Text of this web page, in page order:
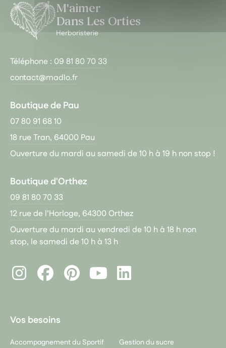
M'aimer
Dans Les Orties
Herboristerie
Téléphone : 09 81 80 70 33
contact@madlo.fr
Boutique de Pau
07 80 91 68 10
18 rue Tran, 64000 Pau
Ouverture du mardi au samedi de 10 h à 19 h non stop !
Boutique d'Orthez
09 81 80 70 33
12 rue de l’Horloge, 64300 Orthez
Ouverture du mardi au vendredi de 10 h à 18 h non
stop, le samedi de 10 h à 13 h
InstagramFacebookPinterest
LinkedIn
Vos besoins
Accompagnement du Sportif
Gestion du sucre